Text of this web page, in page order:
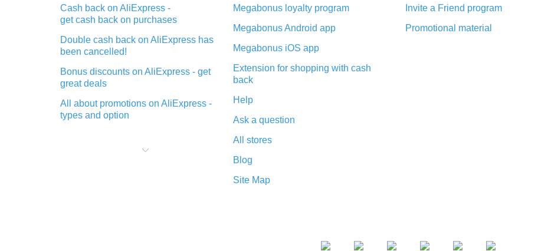
Cash back on AliExpress -
get cash back on purchases
Double cash back on AliExpress has
been cancelled!
Bonus discounts on AliExpress - get
great deals
All about promotions on AliExpress -
types and option
purchases on AliExpress - short and
Megabonus loyalty program
Megabonus Android app
Megabonus iOS app
Extension for shopping with cash
back
Help
Ask a question
All stores
Blog
Site Map
Invite a Friend program
Promotional material